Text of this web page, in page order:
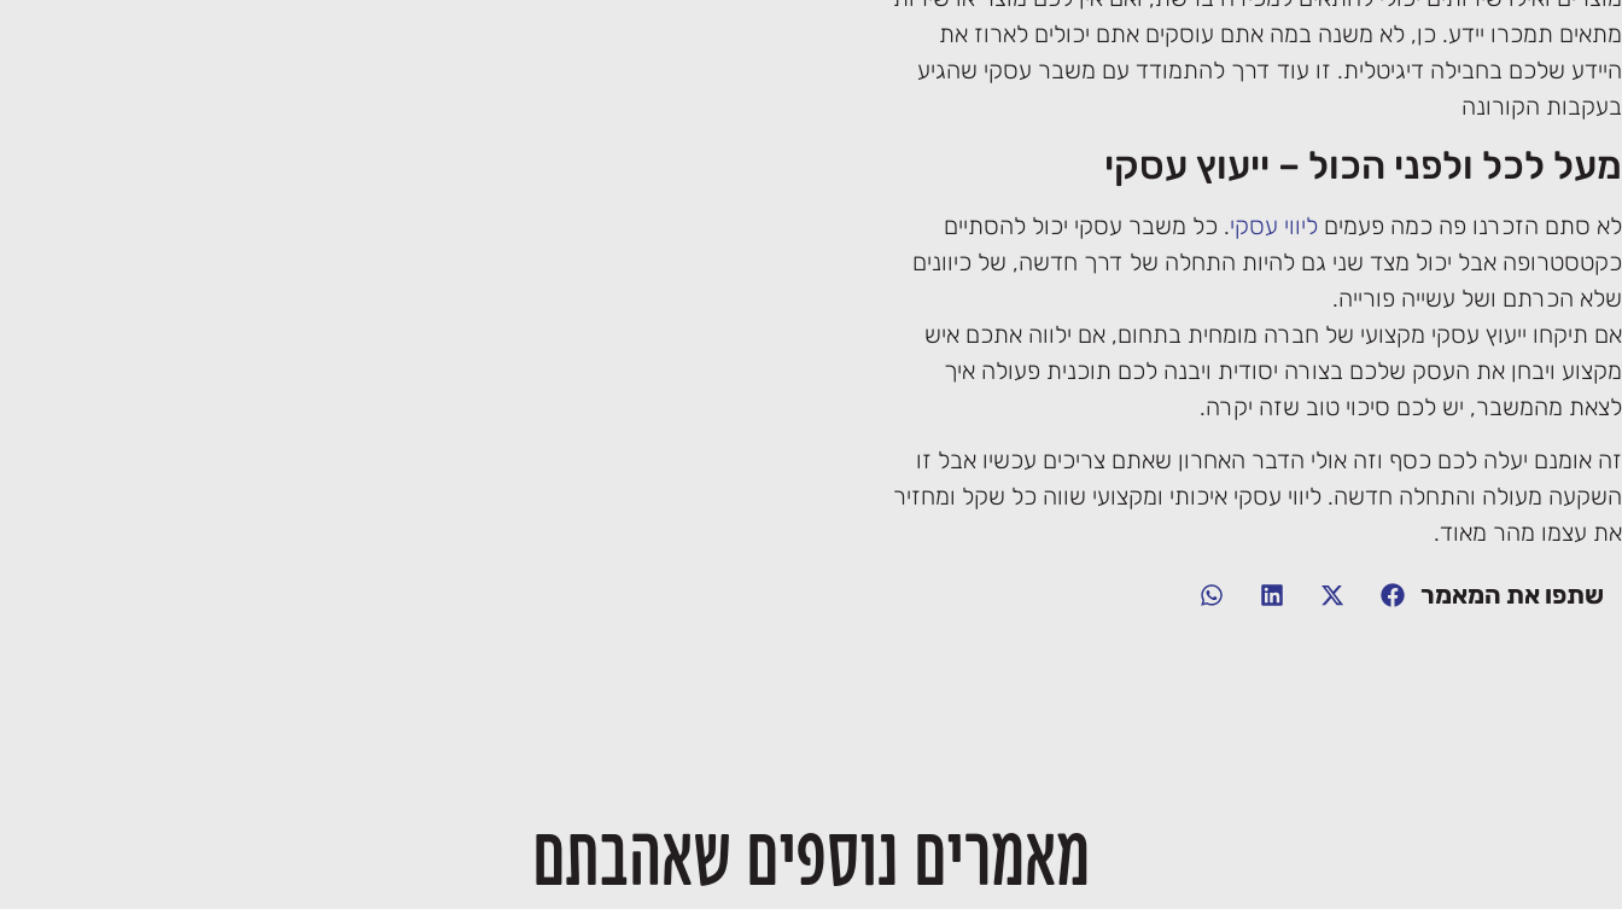
מתאים תמכרו יידע. כן, לא משנה במה אתם עוסקים אתם יכולים לארוז את
היידע שלכם בחבילה דיגיטלית. זו עוד דרך להתמודד עם משבר עסקי שהגיע
בעקבות הקורונה
מעל לכל ולפני הכול – ייעוץ עסקי
לא סתם הזכרנו פה כמה פעמים ליווי עסקי. כל משבר עסקי יכול להסתיים
כקטסטרופה אבל יכול מצד שני גם להיות התחלה של דרך חדשה, של כיוונים
שלא הכרתם ושל עשייה פורייה.
אם תיקחו ייעוץ עסקי מקצועי של חברה מומחית בתחום, אם ילווה אתכם איש
מקצוע ויבחן את העסק שלכם בצורה יסודית ויבנה לכם תוכנית פעולה איך
לצאת מהמשבר, יש לכם סיכוי טוב שזה יקרה.
זה אומנם יעלה לכם כסף וזה אולי הדבר האחרון שאתם צריכים עכשיו אבל זו
השקעה מעולה והתחלה חדשה. ליווי עסקי איכותי ומקצועי שווה כל שקל ומחזיר
את עצמו מהר מאוד.
שתפו את המאמר
מאמרים נוספים שאהבתם